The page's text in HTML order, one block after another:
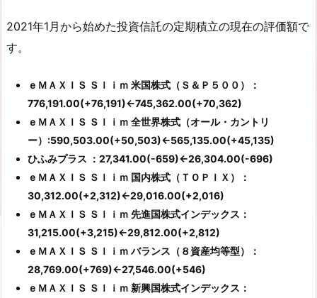
2021年1月から始めた投資信託の定期積立の現在の評価額で
す。
ｅＭＡＸＩＳ Ｓｌｉｍ 米国株式（Ｓ＆Ｐ５００）：
776,191.00(+76,191)←745,362.00(+70,362)
ｅＭＡＸＩＳ Ｓｌｉｍ 全世界株式（オール・カントリ
ー）:590,503.00(+50,503)←565,135.00(+45,135)
ひふみプラス ：27,341.00(-659)←26,304.00(-696)
ｅＭＡＸＩＳ Ｓｌｉｍ 国内株式（ＴＯＰＩＸ）：
30,312.00(+2,312)←29,016.00(+2,016)
ｅＭＡＸＩＳ Ｓｌｉｍ 先進国株式インデックス：
31,215.00(+3,215)←29,812.00(+2,812)
ｅＭＡＸＩＳ Ｓｌｉｍ バランス（８資産均等型）：
28,769.00(+769)←27,546.00(+546)
ｅＭＡＸＩＳ Ｓｌｉｍ 新興国株式インデックス：